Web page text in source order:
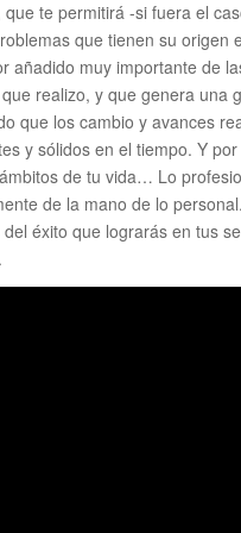
que te permitirá -si fuera el
que tienen su origen
añadido muy importante de
realizo, y que genera una
que los cambio y avances
y sólidos en el tiempo. Y
de tu vida… Lo
de la mano de lo
del éxito que lograrás en tus